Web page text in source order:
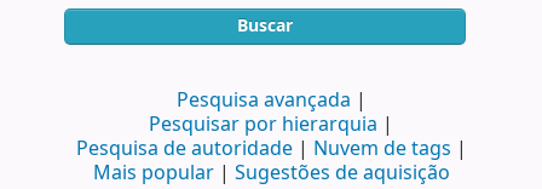
Buscar
Pesquisa avançada
Pesquisar por hierarquia
Pesquisa de autoridade
Nuvem de tags
Mais popular
Sugestões de aquisição